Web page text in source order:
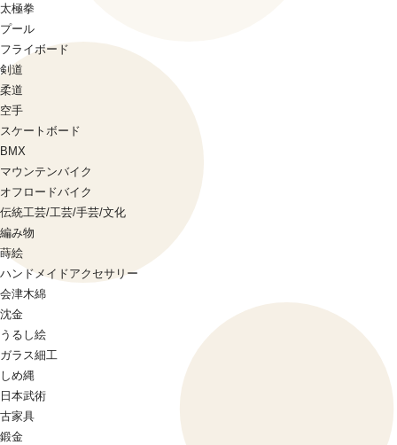
太極拳
プール
フライボード
剣道
柔道
空手
スケートボード
BMX
マウンテンバイク
オフロードバイク
伝統工芸/工芸/手芸/文化
編み物
蒔絵
ハンドメイドアクセサリー
会津木綿
沈金
うるし絵
ガラス細工
しめ縄
日本武術
古家具
鍛金